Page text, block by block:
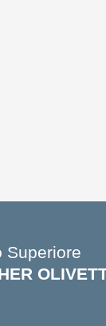
Superiore